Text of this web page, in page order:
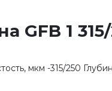
GFB 1
мкм -315/250